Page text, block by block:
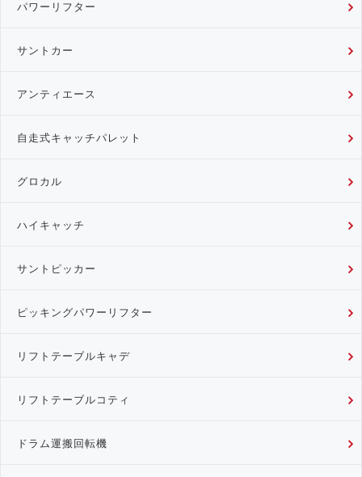
パワーリフター
サントカー
アンティエース
自走式キャッチパレット
グロカル
ハイキャッチ
サントピッカー
ピッキングパワーリフター
リフトテーブルキャデ
リフトテーブルコティ
ドラム運搬回転機